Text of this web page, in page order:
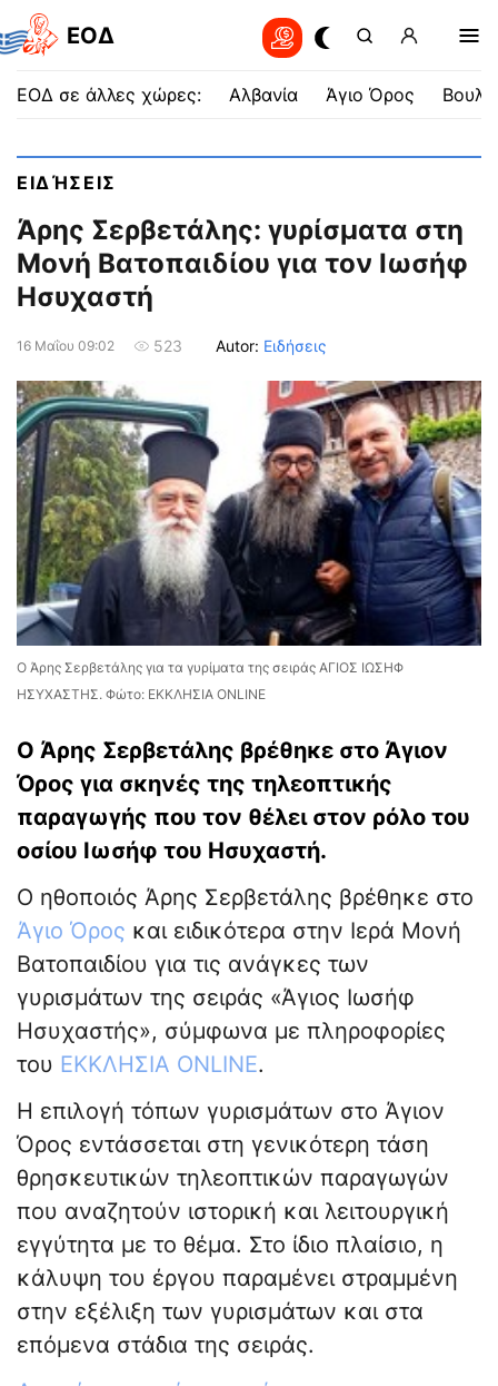
EOΔ
ΕΟΔ σε άλλες χώρες: Αλβανία Άγιο Όρος
ΕΙΔΉΣΕΙΣ
Άρης Σερβετάλης: γυρίσματα στη
Μονή Βατοπαιδίου για τον Ιωσήφ
Ησυχαστή
16 Μαΐου 09:02 523 Autor: Ειδήσεις
Ο Άρης Σερβετάλης για τα γυρίματα της σειράς ΑΓΙΟΣ ΙΩΣΗΦ
ΗΣΥΧΑΣΤΗΣ. Φώτο: ΕΚΚΛΗΣΙΑ ONLINE
Ο Άρης Σερβετάλης βρέθηκε στο Άγιον
Όρος για σκηνές της τηλεοπτικής
παραγωγής που τον θέλει στον ρόλο του
οσίου Ιωσήφ του Ησυχαστή.
Ο ηθοποιός Άρης Σερβετάλης βρέθηκε στο
Άγιο Όρος και ειδικότερα στην Ιερά Μονή
Βατοπαιδίου για τις ανάγκες των
γυρισμάτων της σειράς «Άγιος Ιωσήφ
Ησυχαστής», σύμφωνα με πληροφορίες
του ΕΚΚΛΗΣΙΑ ONLINE.
Η επιλογή τόπων γυρισμάτων στο Άγιον
Όρος εντάσσεται στη γενικότερη τάση
θρησκευτικών τηλεοπτικών παραγωγών
που αναζητούν ιστορική και λειτουργική
εγγύτητα με το θέμα. Στο ίδιο πλαίσιο, η
κάλυψη του έργου παραμένει στραμμένη
στην εξέλιξη των γυρισμάτων και στα
επόμενα στάδια της σειράς.